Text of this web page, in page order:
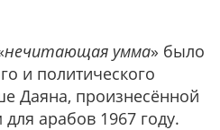
нечитающая умма» было
и политического
Даяна, произнесённой
арабов 1967 году.